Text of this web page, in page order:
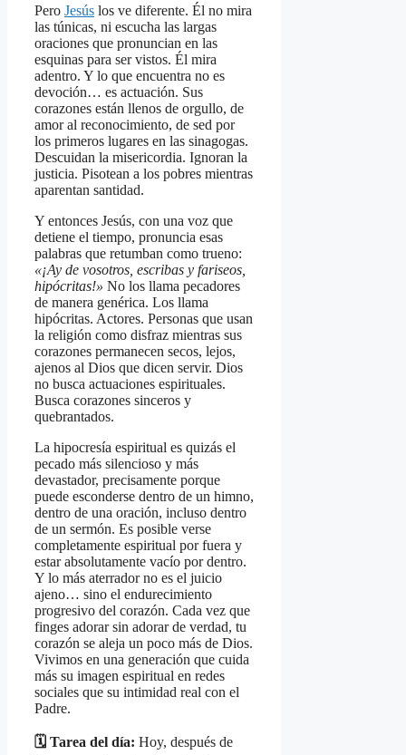
Pero Jesús los ve diferente. Él no mira
las túnicas, ni escucha las largas
oraciones que pronuncian en las
esquinas para ser vistos. Él mira
adentro. Y lo que encuentra no es
devoción… es actuación. Sus
corazones están llenos de orgullo, de
amor al reconocimiento, de sed por
los primeros lugares en las sinagogas.
Descuidan la misericordia. Ignoran la
justicia. Pisotean a los pobres mientras
aparentan santidad.
Y entonces Jesús, con una voz que
detiene el tiempo, pronuncia esas
palabras que retumban como trueno:
«¡Ay de vosotros, escribas y fariseos,
hipócritas!» No los llama pecadores
de manera genérica. Los llama
hipócritas. Actores. Personas que usan
la religión como disfraz mientras sus
corazones permanecen secos, lejos,
ajenos al Dios que dicen servir. Dios
no busca actuaciones espirituales.
Busca corazones sinceros y
quebrantados.
La hipocresía espiritual es quizás el
pecado más silencioso y más
devastador, precisamente porque
puede esconderse dentro de un himno,
dentro de una oración, incluso dentro
de un sermón. Es posible verse
completamente espiritual por fuera y
estar absolutamente vacío por dentro.
Y lo más aterrador no es el juicio
ajeno… sino el endurecimiento
progresivo del corazón. Cada vez que
finges adorar sin adorar de verdad, tu
corazón se aleja un poco más de Dios.
Vivimos en una generación que cuida
más su imagen espiritual en redes
sociales que su intimidad real con el
Padre.
🗓️ Tarea del día: Hoy, después de